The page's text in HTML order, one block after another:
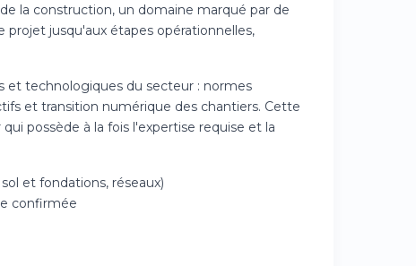
la construction, un domaine marqué par de
jusqu'aux étapes opérationnelles,
et technologiques du secteur : normes
et transition numérique des chantiers. Cette
possède à la fois l'expertise requise et la
et fondations, réseaux)
confirmée